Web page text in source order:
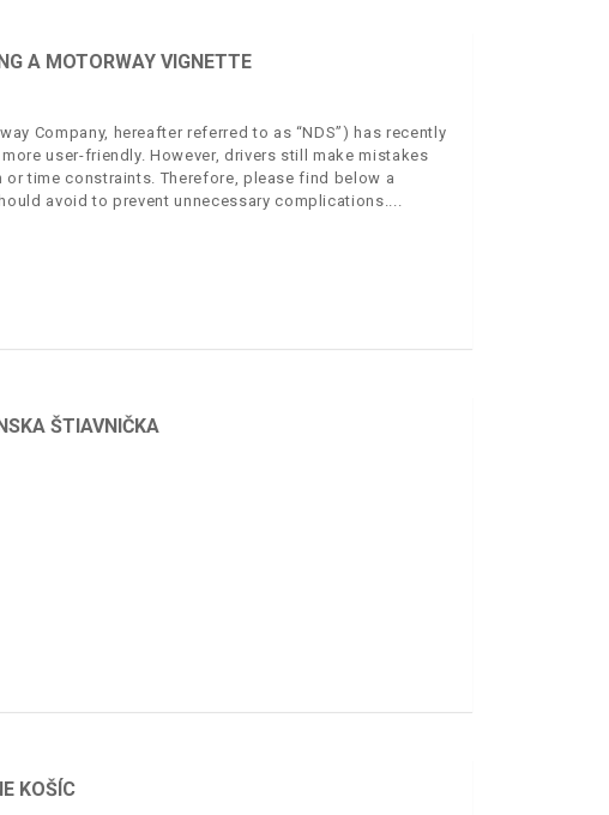
A MOTORWAY VIGNETTE
Company, hereafter referred to as “NDS”) has recently
user-friendly. However, drivers still make mistakes
time constraints. Therefore, please find below a
avoid to prevent unnecessary complications.
ŠTIAVNIČKA
KOŠÍC